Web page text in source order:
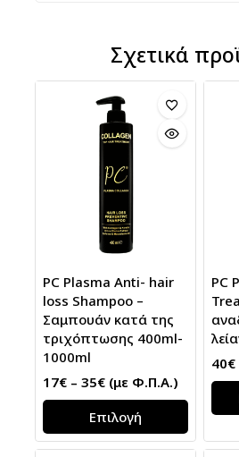
Σχετικά
PC Plasma Anti- hair
loss Shampoo –
Σαμπουάν κατά της
τριχόπτωσης 400ml-
1000ml
17€ – 35€ (με Φ.Π.Α.)
Επιλογή
PC
40€